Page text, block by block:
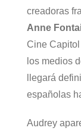
creadoras
Anne
Cine
los medios
llegará
españolas
Audrey